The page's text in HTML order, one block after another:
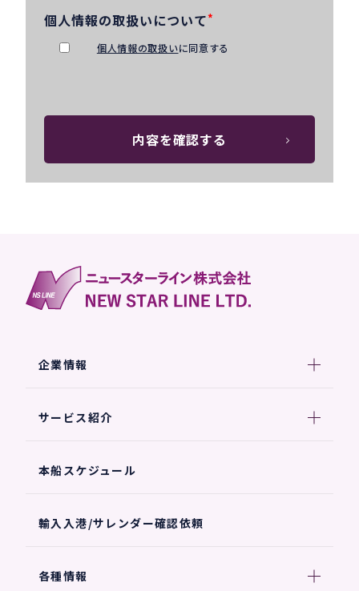
個人情報の取扱いについて*
個人情報の取扱いに同意する
企業情報
サービス紹介
本船スケジュール
輸入入港/サレンダー確認依頼
各種情報